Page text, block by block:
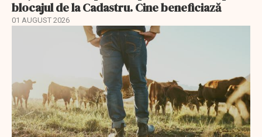
blocajul de la Cadastru. Cine beneficiază
01 AUGUST 2026